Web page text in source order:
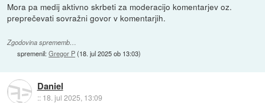
Mora pa medij aktivno skrbeti za moderacijo komentarjev oz.
preprečevati sovražni govor v komentarjih.
Zgodovina sprememb…
spremenil:Gregor P(18. jul 2025 ob 13:03)
Daniel
:: 18. jul 2025, 13:09